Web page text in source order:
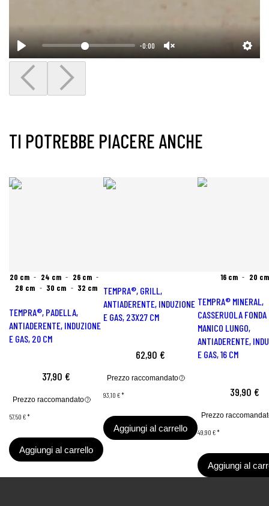
-0:00
TI POTREBBE PIACERE ANCHE
20 cm 24 cm
26 cm
28 cm
30 cm 32 cm
TEMPRA®, PADELLA,
ANTIADERENTE, INDUZIONE
E GAS, 20 CM
37,90 €
Prezzo raccomandato
57,50 €*
Aggiungi al carrello
TEMPRA®, GRILL,
ANTIADERENTE, INDUZIONE
E GAS, 23X27 CM
62,90 €
Prezzo raccomandato
93,10 €*
Aggiungi al carrello
16 cm 20 cm
TEMPRA® MINERAL,
CASSERUOLA FONDA
MANICO LUNGO,
ANTIADERENTE,
E GAS, 16 CM
39,90 €
Prezzo
49,90 €*
Aggiungi al